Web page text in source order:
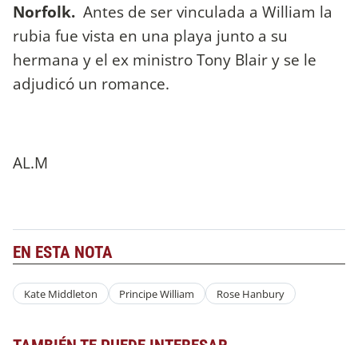
Norfolk. Antes de ser vinculada a William la
rubia fue vista en una playa junto a su
hermana y el ex ministro Tony Blair y se le
adjudicó un romance.
AL.M
EN ESTA NOTA
Kate Middleton Principe William Rose Hanbury